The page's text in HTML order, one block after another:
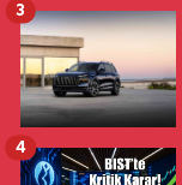
3
4